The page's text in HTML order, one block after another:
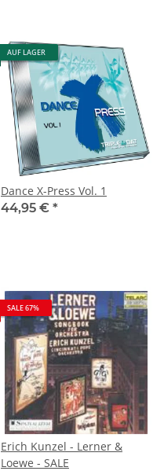
AUF LAGER
Dance X-Press Vol. 1
44,95 € *
SALE 67%
Erich Kunzel - Lerner &
Loewe - SALE